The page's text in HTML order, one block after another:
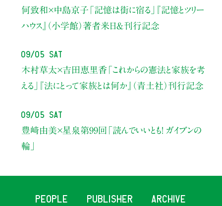
何致和×中島京子 「記憶は街に宿る」
『記憶とツリー
ハウス』（小学館）著者来日＆刊行記念
09/05 Sat
木村草太×吉田恵里香 「これからの憲法と家族を考
える」
『法にとって家族とは何か』（青土社）刊行記念
09/05 Sat
豊﨑由美×星泉 第99回「読んでいいとも！ ガイブンの
輪」
PEOPLE PUBLISHER ARCHIVE